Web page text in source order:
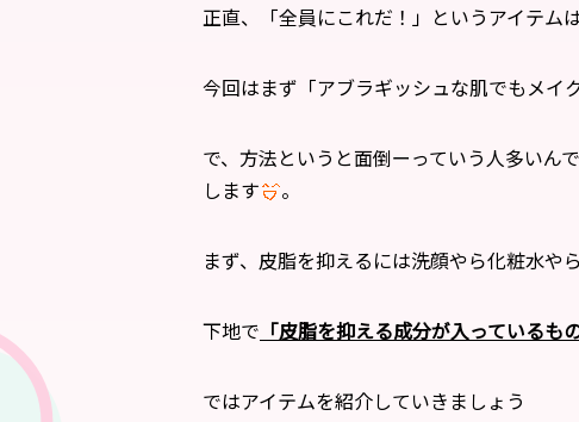
正直、「全員にこれだ！」というアイテム
今回はまず「アブラギッシュな肌でもメイ
で、方法というと面倒ーっていう人多いん
します
。
まず、皮脂を抑えるには洗顔やら化粧水や
下地で 「皮脂を抑える成分が入っているもの
ではアイテムを紹介していきましょう